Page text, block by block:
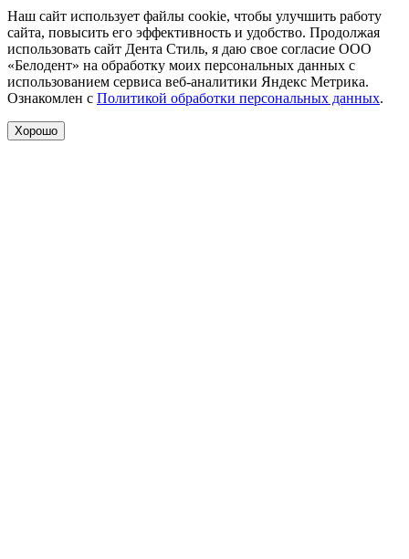
Наш сайт использует файлы cookie, чтобы улучшить работу
сайта, повысить его эффективность и удобство. Продолжая
использовать сайт Дента Стиль, я даю свое согласие ООО
«Белодент» на обработку моих персональных данных с
использованием сервиса веб-аналитики Яндекс Метрика.
Ознакомлен с Политикой обработки персональных данных.
Хорошо